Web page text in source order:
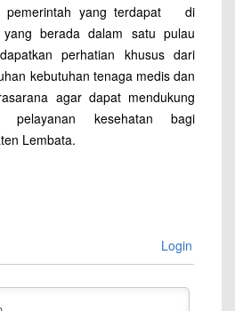
pemerintah yang terdapat di
yang berada dalam satu pulau
perhatian khusus dari
kebutuhan tenaga medis dan
agar dapat mendukung
pelayanan kesehatan bagi
Lembata.
Login